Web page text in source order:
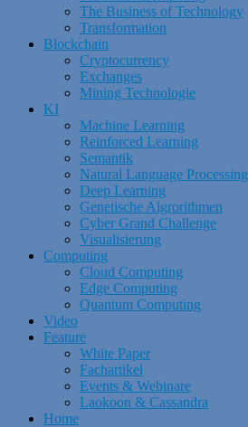
The Business of Technology
Transformation
Blockchain
Cryptocurrency
Exchanges
Mining Technologie
KI
Machine Learning
Reinforced Learning
Semantik
Natural Language Processing
Deep Learning
Genetische Algrorithmen
Cyber Grand Challenge
Visualisierung
Computing
Cloud Computing
Edge Computing
Quantum Computing
Video
Feature
White Paper
Fachartikel
Events & Webinare
Laokoon & Cassandra
Home